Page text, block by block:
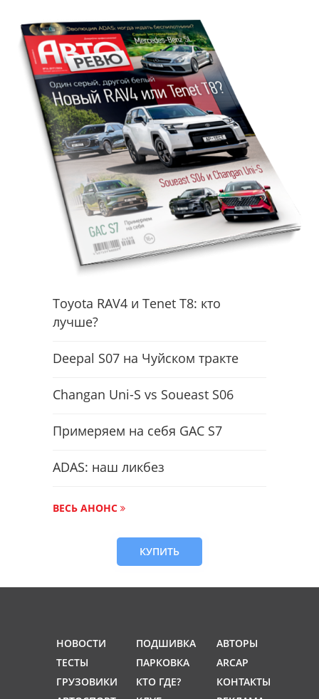
Toyota RAV4 и Tenet T8: кто
лучше?
Deepal S07 на Чуйском тракте
Changan Uni-S vs Soueast S06
Примеряем на себя GAC S7
ADAS: наш ликбез
ВЕСЬ АНОНС
КУПИТЬ
НОВОСТИ
ТЕСТЫ
ГРУЗОВИКИ
ПОДШИВКА
ПАРКОВКА
КТО ГДЕ?
АВТОРЫ
ARCAP
КОНТАКТЫ